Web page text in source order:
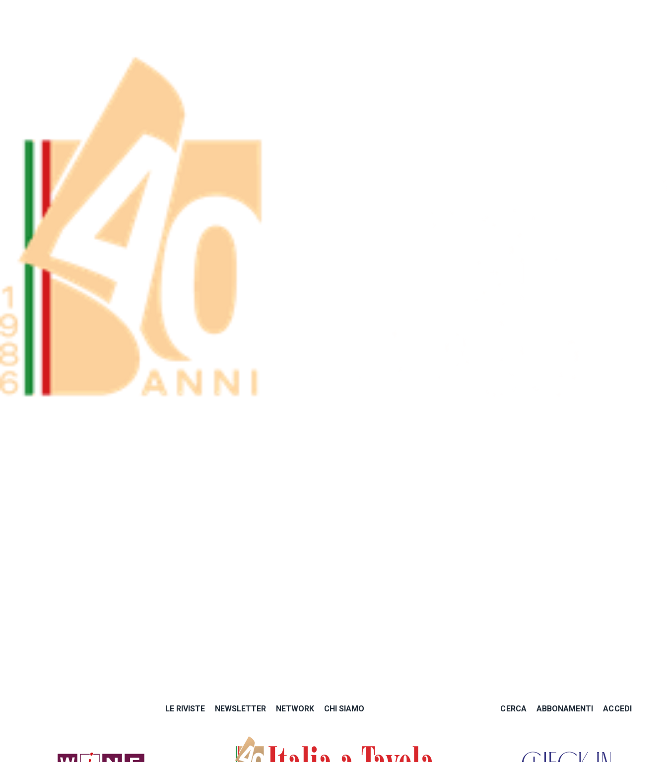
LE RIVISTE NEWSLETTER NETWORK CHI SIAMO CERCA ABBONAMENTI ACCEDI